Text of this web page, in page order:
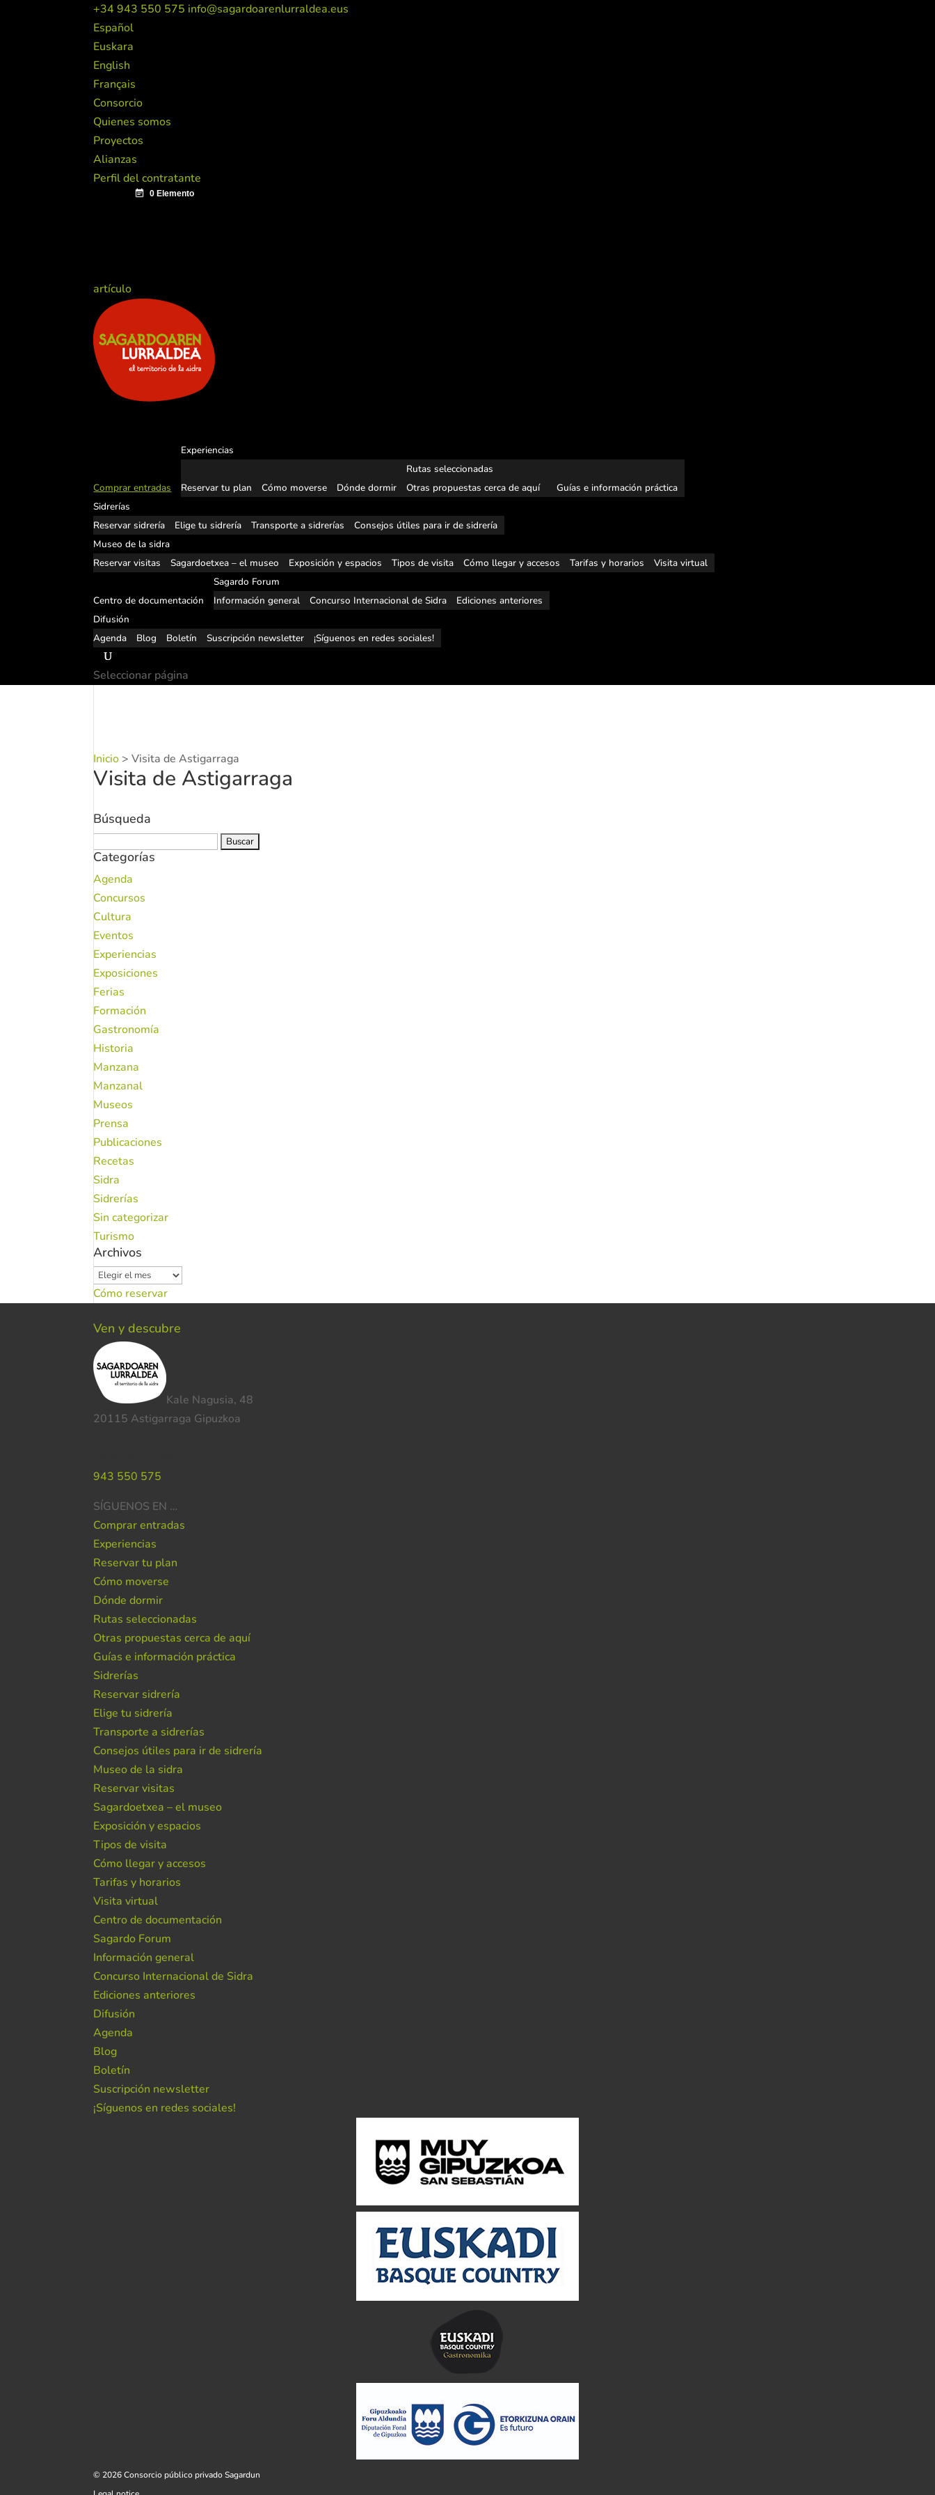
+34 943 550 575 info@sagardoarenlurraldea.eus
Español
Euskara
English
Français
Consorcio
Quienes somos
Proyectos
Alianzas
Perfil del contratante
artículo
Comprar entradas
Experiencias
Reservar tu plan Cómo moverse Dónde dormir
Rutas seleccionadas
Otras propuestas cerca de aquí
Guías e información práctica
Sidrerías
Reservar sidrería
Elige tu sidrería Transporte a sidrerías
Consejos útiles para ir de sidrería
Museo de la sidra
Reservar visitas
Sagardoetxea – el museo Exposición y espacios Tipos de visita Cómo llegar y accesos Tarifas y horarios Visita virtual
Centro de documentación
Sagardo Forum
Información general
Concurso Internacional de Sidra
Ediciones anteriores
Difusión
Agenda
Blog Boletín Suscripción newsletter ¡Síguenos en redes sociales!
Seleccionar página
Inicio>Visita de Astigarraga
Visita de Astigarraga
Búsqueda
Categorías
Agenda
Concursos
Cultura
Eventos
Experiencias
Exposiciones
Ferias
Formación
Gastronomía
Historia
Manzana
Manzanal
Museos
Prensa
Publicaciones
Recetas
Sidra
Sidrerías
Sin categorizar
Turismo
Archivos
Archivos
Cómo reservar
Ven y descubre
Kale Nagusia, 48
20115 Astigarraga Gipuzkoa
943 550 575
SÍGUENOS EN …
Comprar entradas
Experiencias
Reservar tu plan
Cómo moverse
Dónde dormir
Rutas seleccionadas
Otras propuestas cerca de aquí
Guías e información práctica
Sidrerías
Reservar sidrería
Elige tu sidrería
Transporte a sidrerías
Consejos útiles para ir de sidrería
Museo de la sidra
Reservar visitas
Sagardoetxea – el museo
Exposición y espacios
Tipos de visita
Cómo llegar y accesos
Tarifas y horarios
Visita virtual
Centro de documentación
Sagardo Forum
Información general
Concurso Internacional de Sidra
Ediciones anteriores
Difusión
Agenda
Blog
Boletín
Suscripción newsletter
¡Síguenos en redes sociales!
© 2026 Consorcio público privado Sagardun